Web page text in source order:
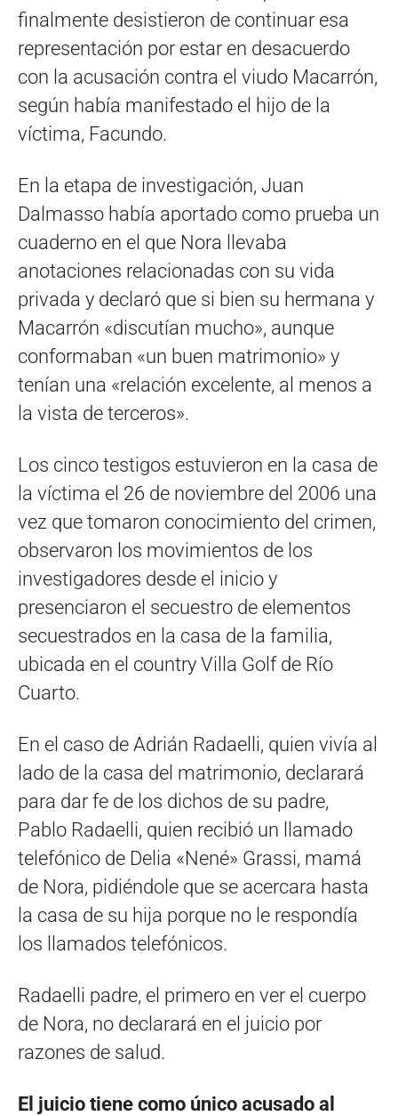
finalmente desistieron de continuar esa
representación por estar en desacuerdo
con la acusación contra el viudo Macarrón,
según había manifestado el hijo de la
víctima, Facundo.
En la etapa de investigación, Juan
Dalmasso había aportado como prueba un
cuaderno en el que Nora llevaba
anotaciones relacionadas con su vida
privada y declaró que si bien su hermana y
Macarrón «discutían mucho», aunque
conformaban «un buen matrimonio» y
tenían una «relación excelente, al menos a
la vista de terceros».
Los cinco testigos estuvieron en la casa de
la víctima el 26 de noviembre del 2006 una
vez que tomaron conocimiento del crimen,
observaron los movimientos de los
investigadores desde el inicio y
presenciaron el secuestro de elementos
secuestrados en la casa de la familia,
ubicada en el country Villa Golf de Río
Cuarto.
En el caso de Adrián Radaelli, quien vivía al
lado de la casa del matrimonio, declarará
para dar fe de los dichos de su padre,
Pablo Radaelli, quien recibió un llamado
telefónico de Delia «Nené» Grassi, mamá
de Nora, pidiéndole que se acercara hasta
la casa de su hija porque no le respondía
los llamados telefónicos.
Radaelli padre, el primero en ver el cuerpo
de Nora, no declarará en el juicio por
razones de salud.
El juicio tiene como único acusado al